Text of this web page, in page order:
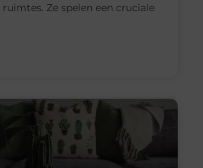
Ze spelen een cruciale